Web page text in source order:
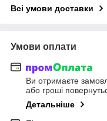
Всі умови доставки
Умови оплати
Ви отримаєте
або гроші
Детальніше